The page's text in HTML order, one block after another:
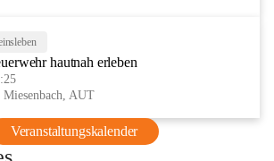
hautnah erleben
Miesenbach, AUT
Veranstaltungskalender